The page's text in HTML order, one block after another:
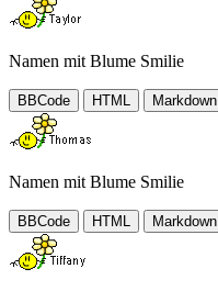
Namen mit Blume Smilie
BBCode HTML Markdown
Namen mit Blume Smilie
BBCode HTML Markdown